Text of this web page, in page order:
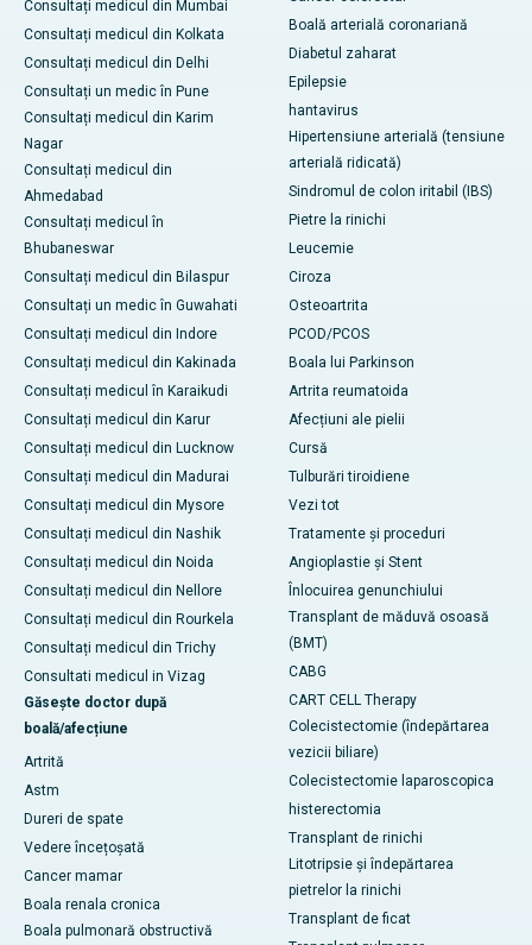
Consultați medicul din Mumbai
Consultați medicul din Kolkata
Consultați medicul din Delhi
Consultați un medic în Pune
Consultați medicul din Karim
Nagar
Consultați medicul din
Ahmedabad
Consultați medicul în
Bhubaneswar
Consultați medicul din Bilaspur
Consultați un medic în Guwahati
Consultați medicul din Indore
Consultați medicul din Kakinada
Consultați medicul în Karaikudi
Consultați medicul din Karur
Consultați medicul din Lucknow
Consultați medicul din Madurai
Consultați medicul din Mysore
Consultați medicul din Nashik
Consultați medicul din Noida
Consultați medicul din Nellore
Consultați medicul din Rourkela
Consultați medicul din Trichy
Consultati medicul in Vizag
Găsește doctor după
boală/afecțiune
Artrită
Astm
Dureri de spate
Vedere încețoșată
Cancer mamar
Boala renala cronica
Boala pulmonară obstructivă
Boală arterială coronariană
Diabetul zaharat
Epilepsie
hantavirus
Hipertensiune arterială (tensiune
arterială ridicată)
Sindromul de colon iritabil (IBS)
Pietre la rinichi
Leucemie
Ciroza
Osteoartrita
PCOD/PCOS
Boala lui Parkinson
Artrita reumatoida
Afecțiuni ale pielii
Cursă
Tulburări tiroidiene
Vezi tot
Tratamente și proceduri
Angioplastie și Stent
Înlocuirea genunchiului
Transplant de măduvă osoasă
(BMT)
CABG
CART CELL Therapy
Colecistectomie (îndepărtarea
vezicii biliare)
Colecistectomie laparoscopica
histerectomia
Transplant de rinichi
Litotripsie și îndepărtarea
pietrelor la rinichi
Transplant de ficat